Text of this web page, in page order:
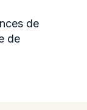
de
de